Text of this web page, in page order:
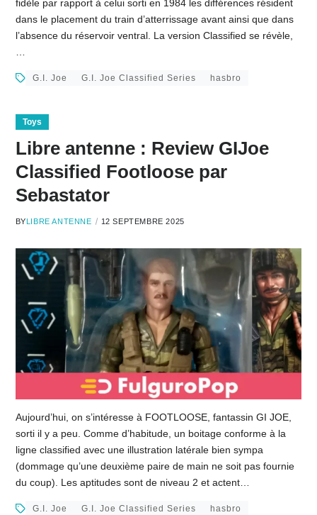
fidèle par rapport à celui sorti en 1984 les différences résident
dans le placement du train d’atterrissage avant ainsi que dans
l’absence du réservoir ventral. La version Classified se révèle,
G.I. Joe G.I. Joe Classified Series hasbro
Toys
Libre antenne : Review GIJoe
Classified Footloose par
Sebastator
BYLIBRE ANTENNE 12 SEPTEMBRE 2025
Aujourd’hui, on s’intéresse à FOOTLOOSE, fantassin GI JOE,
sorti il y a peu. Comme d’habitude, un boitage conforme à la
ligne classified avec une illustration latérale bien sympa
(dommage qu’une deuxième paire de main ne soit pas fournie
du coup). Les aptitudes sont de niveau 2 et actent…
G.I. Joe G.I. Joe Classified Series hasbro